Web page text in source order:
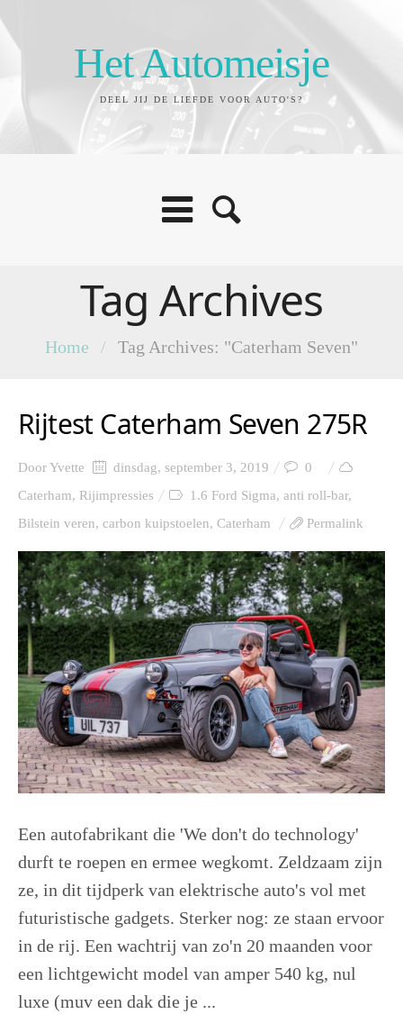
Het Automeisje
DEEL JIJ DE LIEFDE VOOR AUTO'S?
Tag Archives
Home / Tag Archives: "Caterham Seven"
Rijtest Caterham Seven 275R
DoorYvette dinsdag, september 3, 2019
0
Caterham, Rijimpressies 1.6 Ford Sigma, anti roll-bar,
Bilstein veren, carbon kuipstoelen, Caterham Permalink
Een autofabrikant die 'We don't do technology'
durft te roepen en ermee wegkomt. Zeldzaam zijn
ze, in dit tijdperk van elektrische auto's vol met
futuristische gadgets. Sterker nog: ze staan ervoor
in de rij. Een wachtrij van zo'n 20 maanden voor
een lichtgewicht model van amper 540 kg, nul
luxe (muv een dak die je ...